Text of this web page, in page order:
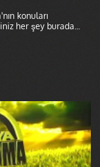
konuları
her şey burada...